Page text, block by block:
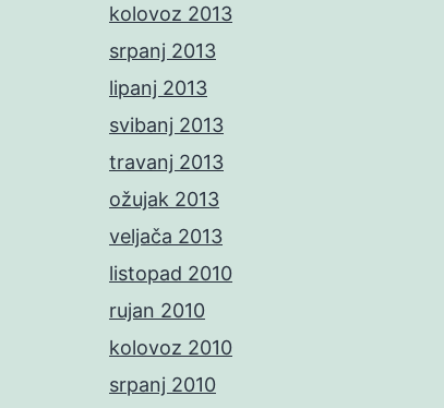
kolovoz 2013
srpanj 2013
lipanj 2013
svibanj 2013
travanj 2013
ožujak 2013
veljača 2013
listopad 2010
rujan 2010
kolovoz 2010
srpanj 2010